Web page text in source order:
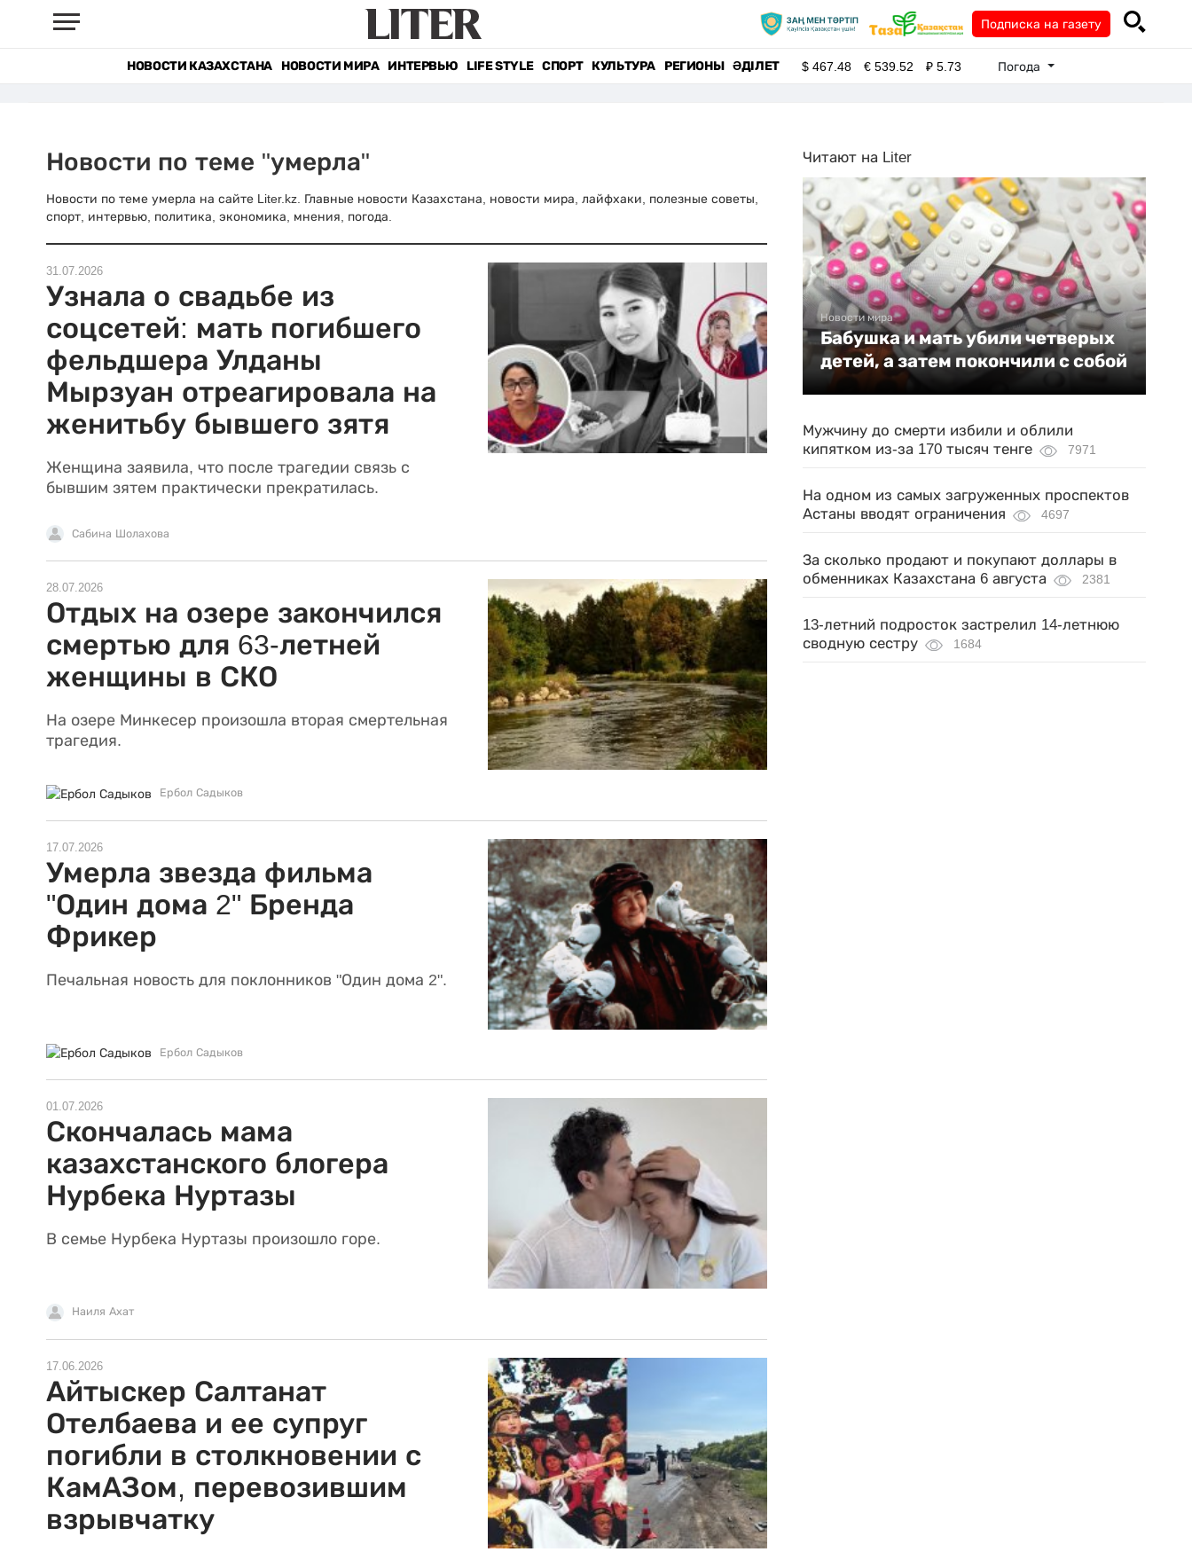
Подписка на газету
НОВОСТИ КАЗАХСТАНА НОВОСТИ МИРА ИНТЕРВЬЮ LIFE STYLE СПОРТ КУЛЬТУРА РЕГИОНЫ ӘДІЛЕТ $467.48 €539.52 ₽5.73 Погода
Новости по теме "умерла"
Новости по теме умерла на сайте Liter.kz. Главные новости Казахстана, новости мира, лайфхаки, полезные советы,
спорт, интервью, политика, экономика, мнения, погода.
31.07.2026
Узнала о свадьбе из
соцсетей: мать погибшего
фельдшера Улданы
Мырзуан отреагировала на
женитьбу бывшего зятя
Женщина заявила, что после трагедии связь с
бывшим зятем практически прекратилась.
Сабина Шолахова
28.07.2026
Отдых на озере закончился
смертью для 63-летней
женщины в СКО
На озере Минкесер произошла вторая смертельная
трагедия.
Ербол Садыков
17.07.2026
Умерла звезда фильма
"Один дома 2" Бренда
Фрикер
Печальная новость для поклонников "Один дома 2".
Ербол Садыков
01.07.2026
Скончалась мама
казахстанского блогера
Нурбека Нуртазы
В семье Нурбека Нуртазы произошло горе.
Наиля Ахат
17.06.2026
Айтыскер Салтанат
Отелбаева и ее супруг
погибли в столкновении с
КамАЗом, перевозившим
взрывчатку
Читают на Liter
Новости мира
Бабушка и мать убили четверых
детей, а затем покончили с собой
Мужчину до смерти избили и облили
кипятком из-за 170 тысяч тенге
7971
На одном из самых загруженных проспектов
Астаны вводят ограничения
4697
За сколько продают и покупают доллары в
обменниках Казахстана 6 августа
2381
13-летний подросток застрелил 14-летнюю
сводную сестру
1684